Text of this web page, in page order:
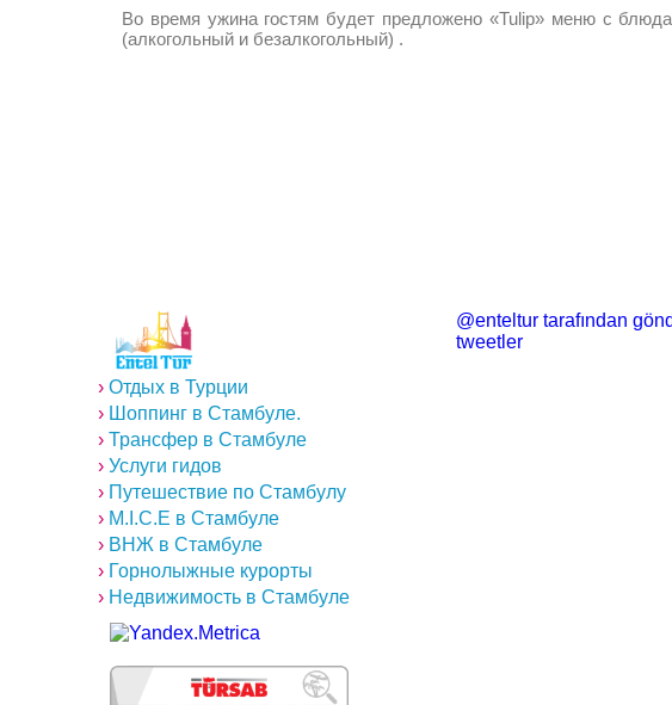
Во время ужина гостям будет предложено «Tulip» меню с
(алкогольный и безалкогольный) .
› Отдых в Турции
› Шоппинг в Стамбуле.
› Трансфер в Стамбуле
› Услуги гидов
› Путешествие по Стамбулу
› M.I.C.E в Стамбуле
› ВНЖ в Стамбуле
› Горнолыжные курорты
› Недвижимость в Стамбуле
@enteltur tarafından
tweetler